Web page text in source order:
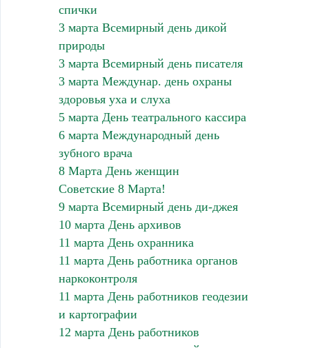
спички
3 марта Всемирный день дикой
природы
3 марта Всемирный день писателя
3 марта Междунар. день охраны
здоровья уха и слуха
5 марта День театрального кассира
6 марта Международный день
зубного врача
8 Марта День женщин
Советские 8 Марта!
9 марта Всемирный день ди-джея
10 марта День архивов
11 марта День охранника
11 марта День работника органов
наркоконтроля
11 марта День работников геодезии
и картографии
12 марта День работников